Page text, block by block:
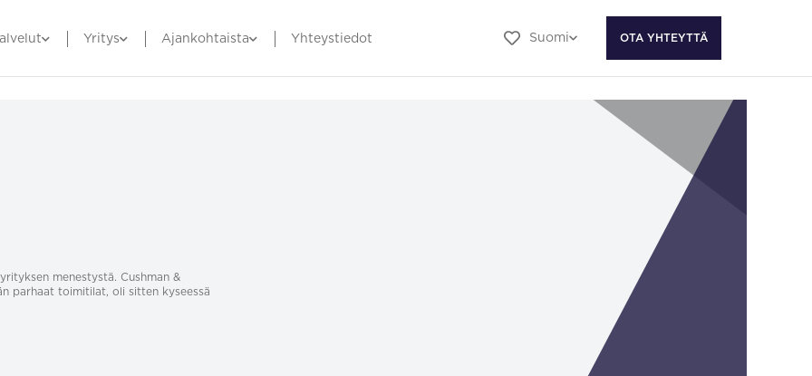
Yritys Ajankohtaista Yhteystiedot Suomi OTA YHTEYTTÄ
menestystä. Cushman &
parhaat toimitilat, oli sitten kyseessä